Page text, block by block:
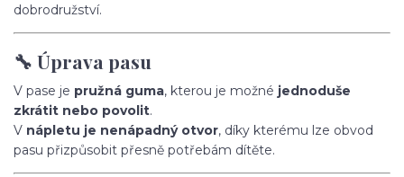
dobrodružství.
🔧 Úprava pasu
V pase je pružná guma, kterou je možné jednoduše
zkrátit nebo povolit.
V nápletu je nenápadný otvor, díky kterému lze obvod
pasu přizpůsobit přesně potřebám dítěte.